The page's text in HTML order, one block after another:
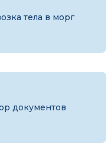
тела в морг
документов